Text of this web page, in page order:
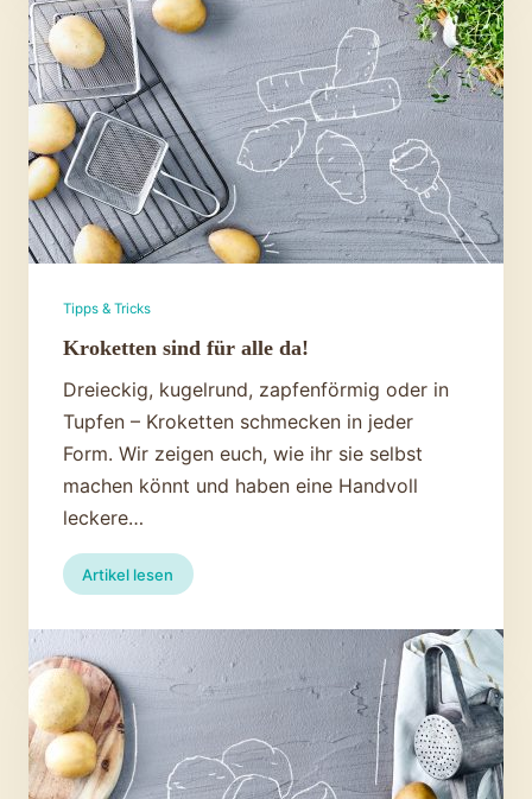
Aber
doch!
Tipps & Tricks
Kroketten sind für alle da!
Dreieckig, kugelrund, zapfenförmig oder in
Tupfen – Kroketten schmecken in jeder
Form. Wir zeigen euch, wie ihr sie selbst
machen könnt und haben eine Handvoll
leckere…
Artikel lesen
Kroketten
sind
alle